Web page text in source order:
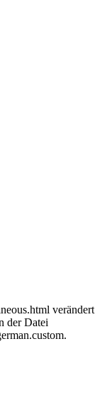
verändert
der Datei